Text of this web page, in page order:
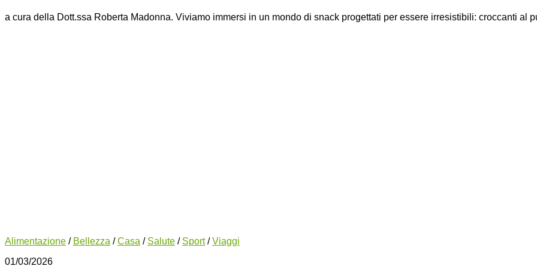
a cura della Dott.ssa Roberta Madonna. Viviamo immersi in un mondo di snack progettati per essere irresistibili: croccanti al
Alimentazione / Bellezza /Casa / Salute / Sport/Viaggi
01/03/2026